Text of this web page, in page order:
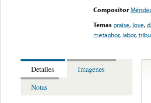
Compositor
Temas praise, love,
metaphor, labor,
Detalles
Imagenes
Notas